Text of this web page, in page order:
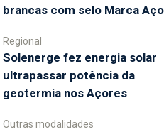
brancas com selo Marca
Regional
Solenerge fez energia solar
ultrapassar potência da
geotermia nos Açores
Outras modalidades